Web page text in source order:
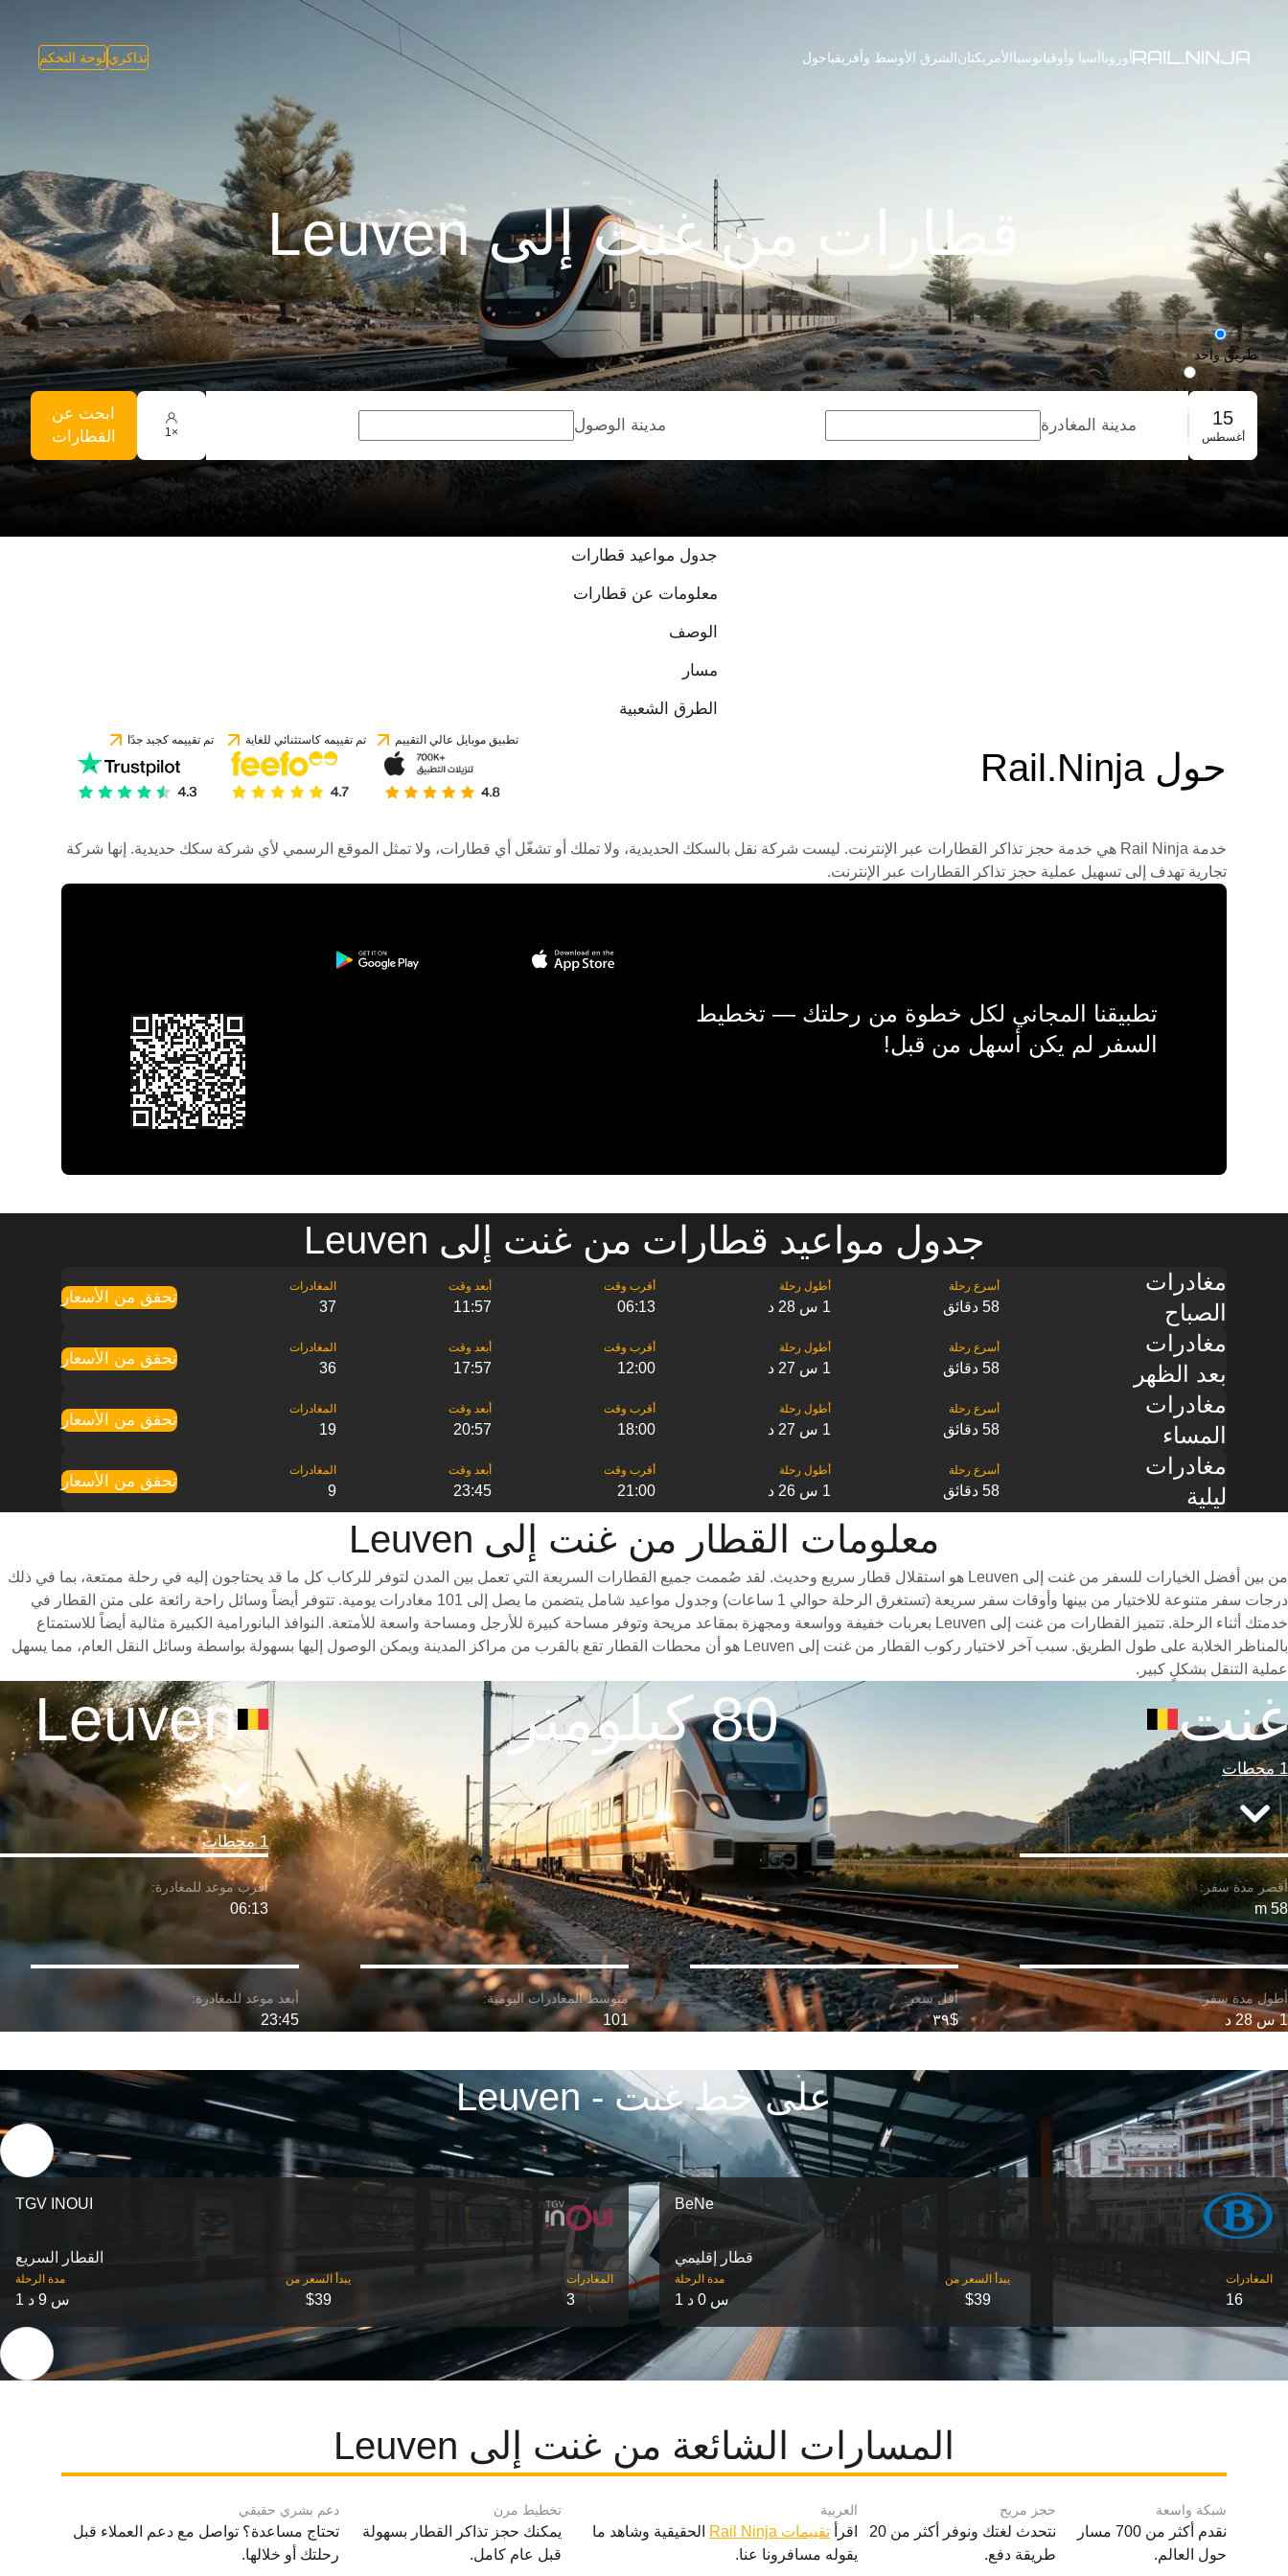
أوروبا آسيا وأوقيانوسيا الأمريكتان الشرق الأوسط وأفريقياحول تذاكري لوحة التحكم
قطارات من غنت إلى Leuven
طريق واحد
رحلة ذهاب وإياب
الحجز الجماعي
15
أغسطس
مدينة المغادرة مدينة الوصول ×
1
ابحث عن
القطارات
جدول مواعيد قطارات
معلومات عن قطارات
الوصف
مسار
الطرق الشعبية
حول Rail.Ninja
تطبيق موبايل عالي التقييم تم تقييمه كاستثنائي للغاية تم تقييمه كجيد جدًا
خدمة Rail Ninja هي خدمة حجز تذاكر القطارات عبر الإنترنت. ليست شركة نقل بالسكك الحديدية، ولا تملك أو تشغّل أي قطارات، ولا تمثل الموقع الرسمي لأي شركة سكك حديدية. إنها شركة
تجارية تهدف إلى تسهيل عملية حجز تذاكر القطارات عبر الإنترنت.
تطبيقنا المجاني لكل خطوة من رحلتك — تخطيط
السفر لم يكن أسهل من قبل!
جدول مواعيد قطارات من غنت إلى Leuven
مغادرات
الصباح
58 دقائق 1 س 28 د 06:13
11:57
37
تحقق من الأسعار
مغادرات
بعد الظهر
58 دقائق 1 س 27 د 12:00
17:57
36
تحقق من الأسعار
مغادرات
المساء
58 دقائق 1 س 27 د 18:00
20:57
19
تحقق من الأسعار
مغادرات
ليلية
58 دقائق 1 س 26 د 21:00
23:45
9
تحقق من الأسعار
معلومات القطار من ‎غنت إلى ‎Leuven
من بين أفضل الخيارات للسفر من غنت إلى Leuven هو استقلال قطار سريع وحديث. لقد صُممت جميع القطارات السريعة التي تعمل بين المدن لتوفر للركاب كل ما قد يحتاجون إليه في رحلة ممتعة، بما في ذلك
درجات سفر متنوعة للاختيار من بينها وأوقات سفر سريعة (تستغرق الرحلة حوالي 1 ساعات) وجدول مواعيد شامل يتضمن ما يصل إلى 101 مغادرات يومية. تتوفر أيضاً وسائل راحة رائعة على متن القطار في
خدمتك أثناء الرحلة. تتميز القطارات من غنت إلى Leuven بعربات خفيفة وواسعة ومجهزة بمقاعد مريحة وتوفر مساحة كبيرة للأرجل ومساحة واسعة للأمتعة. النوافذ البانورامية الكبيرة مثالية أيضاً للاستمتاع
بالمناظر الخلابة على طول الطريق. سبب آخر لاختيار ركوب القطار من غنت إلى Leuven هو أن محطات القطار تقع بالقرب من مراكز المدينة ويمكن الوصول إليها بسهولة بواسطة وسائل النقل العام، مما يسهل
عملية التنقل بشكلٍ كبير.
غنت
1 محطات
80 كيلومتر Leuven
1 محطات
58 m
06:13
1 س 28 د $٣٩ 101
23:45
على خط غنت - Leuven
TGV INOUI
القطار السريع
مدة الرحلة
1 س 9 د
‎يبدأ السعر من
$39
‎المغادرات
3
BeNe
قطار إقليمي
مدة الرحلة
1 س 0 د
‎يبدأ السعر من
$39
‎المغادرات
16
المسارات الشائعة من غنت إلى Leuven
شبكة واسعة
نقدم أكثر من 700 مسار
حول العالم.
حجز مريح
نتحدث لغتك ونوفر أكثر من 20
طريقة دفع.
العربية
اقرأ تقييمات Rail Ninja
الحقيقية وشاهد ما
يقوله مسافرونا عنا.
تخطيط مرن
يمكنك حجز تذاكر القطار بسهولة
قبل عام كامل.
دعم بشري حقيقي
تحتاج مساعدة؟ تواصل مع دعم العملاء قبل
رحلتك أو خلالها.